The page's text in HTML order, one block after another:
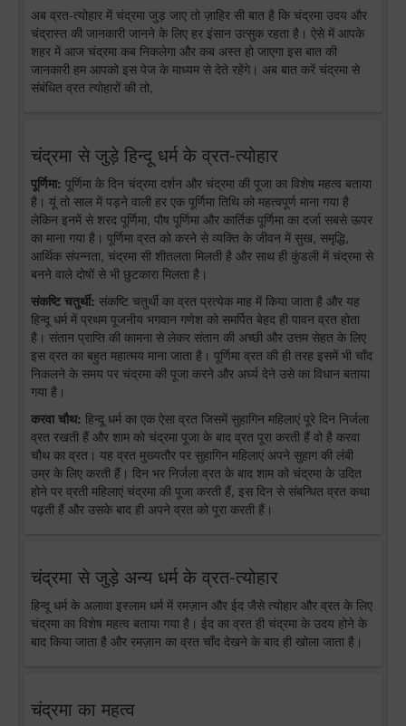
अब व्रत-त्योहार में चंद्रमा जुड़ जाए तो ज़ाहिर सी बात है कि चंद्रमा उदय और
चंद्रास्त की जानकारी जानने के लिए हर इंसान उत्सुक रहता है। ऐसे में आपके
शहर में आज चंद्रमा कब निकलेगा और कब अस्त हो जाएगा इस बात की
जानकारी हम आपको इस पेज के माध्यम से देते रहेंगे। अब बात करें चंद्रमा से
संबंधित व्रत त्योहारों की तो,
चंद्रमा से जुड़े हिन्दू धर्म के व्रत-त्योहार
पूर्णिमा: पूर्णिमा के दिन चंद्रमा दर्शन और चंद्रमा की पूजा का विशेष महत्व बताया
है। यूं तो साल में पड़ने वाली हर एक पूर्णिमा तिथि को महत्वपूर्ण माना गया है
लेकिन इनमें से शरद पूर्णिमा, पौष पूर्णिमा और कार्तिक पूर्णिमा का दर्जा सबसे ऊपर
का माना गया है। पूर्णिमा व्रत को करने से व्यक्ति के जीवन में सुख, समृद्धि,
आर्थिक संपन्नता, चंद्रमा सी शीतलता मिलती है और साथ ही कुंडली में चंद्रमा से
बनने वाले दोषों से भी छुटकारा मिलता है।
संकष्टि चतुर्थी: संकष्टि चतुर्थी का व्रत प्रत्येक माह में किया जाता है और यह
हिन्दू धर्म में प्रथम पूजनीय भगवान गणेश को समर्पित बेहद ही पावन व्रत होता
है। संतान प्राप्ति की कामना से लेकर संतान की अच्छी और उत्तम सेहत के लिए
इस व्रत का बहुत महात्मय माना जाता है। पूर्णिमा व्रत की ही तरह इसमें भी चाँद
निकलने के समय पर चंद्रमा की पूजा करने और अर्घ्य देने उसे का विधान बताया
गया है।
करवा चौथ: हिन्दू धर्म का एक ऐसा व्रत जिसमें सुहागिन महिलाएं पूरे दिन निर्जला
व्रत रखती हैं और शाम को चंद्रमा पूजा के बाद व्रत पूरा करती हैं वो है करवा
चौथ का व्रत। यह व्रत मुख्यतौर पर सुहागिन महिलाएं अपने सुहाग की लंबी
उम्र के लिए करती हैं। दिन भर निर्जला व्रत के बाद शाम को चंद्रमा के उदित
होने पर व्रती महिलाएं चंद्रमा की पूजा करती हैं, इस दिन से संबन्धित व्रत कथा
पढ़ती हैं और उसके बाद ही अपने व्रत को पूरा करती हैं।
चंद्रमा से जुड़े अन्य धर्म के व्रत-त्योहार
हिन्दू धर्म के अलावा इस्लाम धर्म में रमज़ान और ईद जैसे त्योहार और व्रत के लिए
चंद्रमा का विशेष महत्व बताया गया है। ईद का व्रत ही चंद्रमा के उदय होने के
बाद किया जाता है और रमज़ान का व्रत चाँद देखने के बाद ही खोला जाता है।
चंद्रमा का महत्व